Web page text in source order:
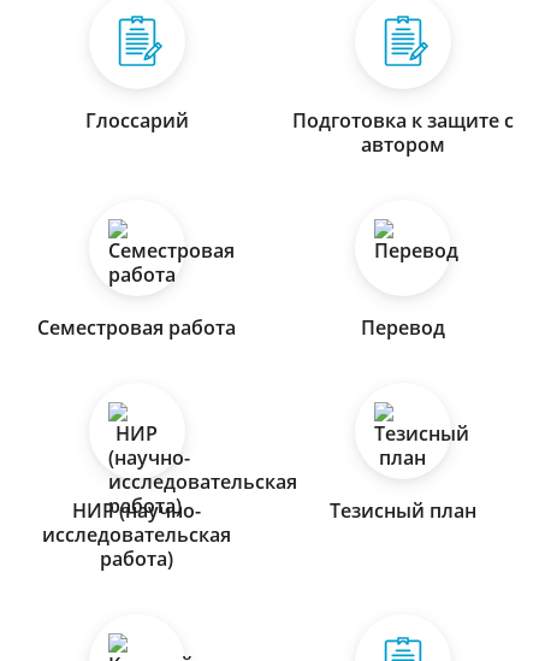
Глоссарий
Подготовка к защите с
автором
Семестровая работа Перевод
НИР (научно-
исследовательская
работа)
Тезисный план